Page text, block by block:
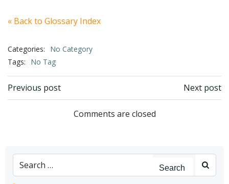
Erfahrungen im Herzen…
Wer weltlichen Genuss
Sadhana erwählen. Wer
Erlösung sucht, wird sich in
Gyan üben. Wer ewigen…
« Back to Glossary Index
Categories:
No Category
Tags:
No Tag
Beitragsnavigation
Previous post Next post
Comments are closed
Search
for: